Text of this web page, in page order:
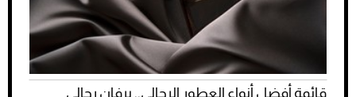
قائمة أفضل أنواع العطور الرجالي.. برفان رجالي